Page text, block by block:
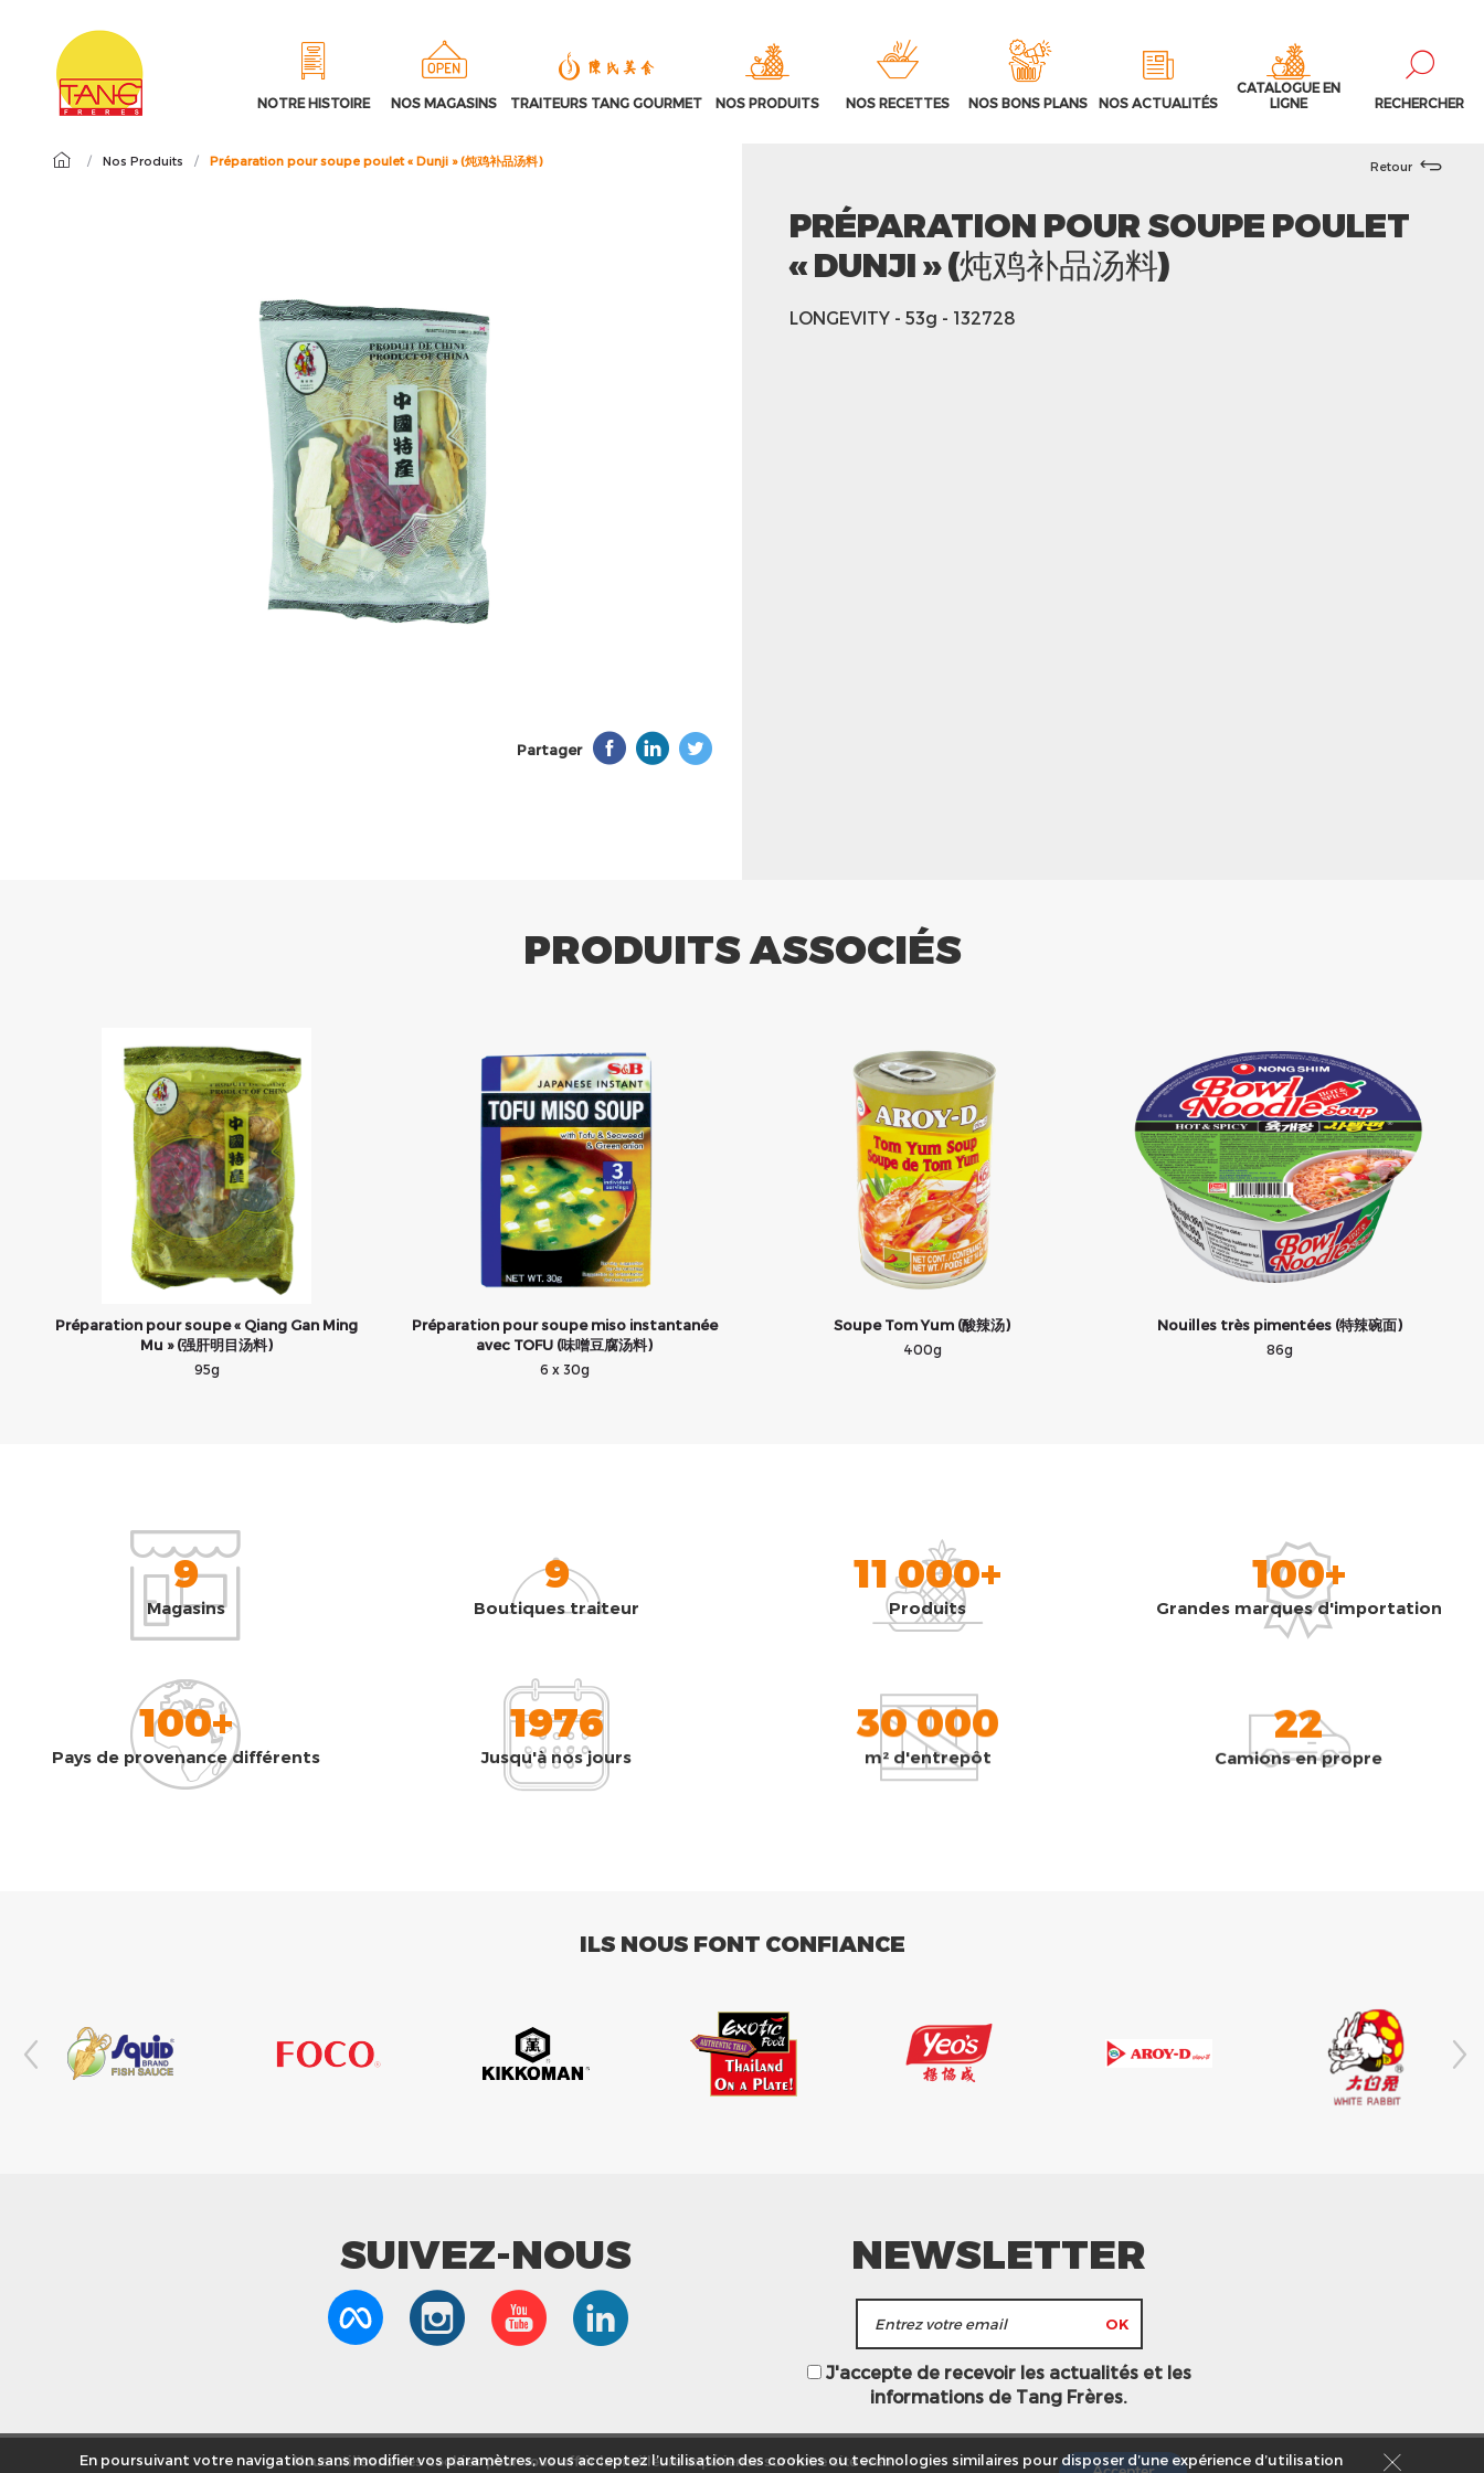
NOTRE HISTOIRE NOS MAGASINS TRAITEURS TANG GOURMET NOS PRODUITS NOS RECETTES NOS BONS PLANS NOS ACTUALITÉS
CATALOGUE EN
LIGNE
RECHERCHER
/ Nos Produits / Préparation pour soupe poulet « Dunji » (炖鸡补品汤料)
Partager
Retour
PRÉPARATION POUR SOUPE POULET
« DUNJI » (炖鸡补品汤料)
LONGEVITY - 53g - 132728
PRODUITS ASSOCIÉS
Préparation pour soupe « Qiang Gan Ming
Mu » (强肝明目汤料)
95g
Préparation pour soupe miso instantanée
avec TOFU (味噌豆腐汤料)
6 x 30g
Soupe Tom Yum (酸辣汤)
400g
Nouilles très pimentées (特辣碗面)
86g
9
Magasins
9
Boutiques traiteur
11 000+
Produits
100+
Grandes marques d'importation
100+
Pays de provenance différents
1976
Jusqu'à nos jours
30 000
m² d'entrepôt
22
Camions en propre
ILS NOUS FONT CONFIANCE
SUIVEZ-NOUS NEWSLETTER
J'accepte de recevoir les actualités et les
informations de Tang Frères.
En poursuivant votre navigation sans modifier vos paramètres, vous acceptez l’utilisation des cookies ou technologies similaires pour disposer d’une expérience d’utilisation
Nous utilisons des cookies pour vous offrir la meilleure expérience sur notre site web.